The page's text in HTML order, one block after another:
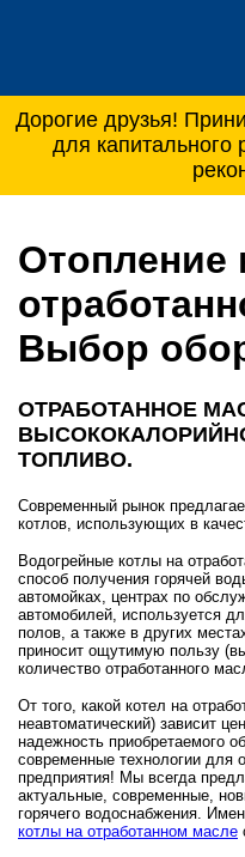
Дорогие друзья!
для капитального
Отопление
Выбор
ОТРАБОТАННОЕ
ТОПЛИВО.
Современный рынок
котлов, использующих в
Водогрейные котлы на
способ получения горячей
автомойках, центрах по
автомобилей, используется
полов, а также в других
приносит ощутимую пользу
количество отработанного
От того, какой котел на
неавтоматический) зависит
надежность приобретаемого
современные технологии для
предприятия! Мы всегда
актуальные, современные,
горячего водоснабжения.
котлы на отработанном масле